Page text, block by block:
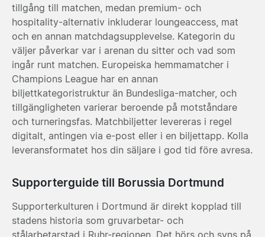
tillgång till matchen, medan premium- och
hospitality-alternativ inkluderar loungeaccess, mat
och en annan matchdagsupplevelse. Kategorin du
väljer påverkar var i arenan du sitter och vad som
ingår runt matchen. Europeiska hemmamatcher i
Champions League har en annan
biljettkategoristruktur än Bundesliga-matcher, och
tillgängligheten varierar beroende på motståndare
och turneringsfas. Matchbiljetter levereras i regel
digitalt, antingen via e-post eller i en biljettapp. Kolla
leveransformatet hos din säljare i god tid före avresa.
Supporterguide till Borussia Dortmund
Supporterkulturen i Dortmund är direkt kopplad till
stadens historia som gruvarbetar- och
stålarbetarstad i Ruhr-regionen. Det hörs och syns på